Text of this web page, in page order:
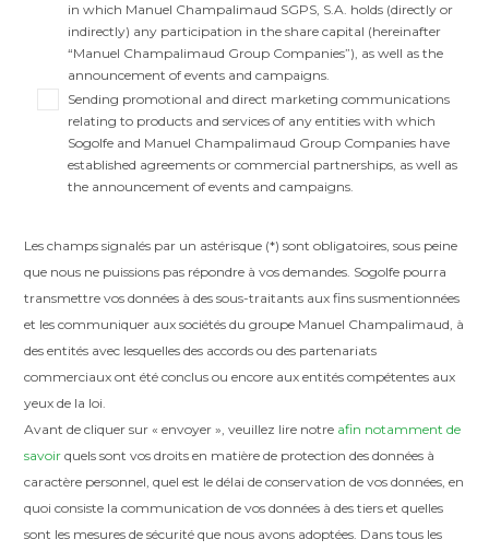
in which Manuel Champalimaud SGPS, S.A. holds (directly or
indirectly) any participation in the share capital (hereinafter
“Manuel Champalimaud Group Companies”), as well as the
announcement of events and campaigns.
Sending promotional and direct marketing communications
relating to products and services of any entities with which
Sogolfe and Manuel Champalimaud Group Companies have
established agreements or commercial partnerships, as well as
the announcement of events and campaigns.
Les champs signalés par un astérisque (*) sont obligatoires, sous peine
que nous ne puissions pas répondre à vos demandes. Sogolfe pourra
transmettre vos données à des sous-traitants aux fins susmentionnées
et les communiquer aux sociétés du groupe Manuel Champalimaud, à
des entités avec lesquelles des accords ou des partenariats
commerciaux ont été conclus ou encore aux entités compétentes aux
yeux de la loi.
Avant de cliquer sur « envoyer », veuillez lire notre afin notamment de
savoir quels sont vos droits en matière de protection des données à
caractère personnel, quel est le délai de conservation de vos données, en
quoi consiste la communication de vos données à des tiers et quelles
sont les mesures de sécurité que nous avons adoptées. Dans tous les